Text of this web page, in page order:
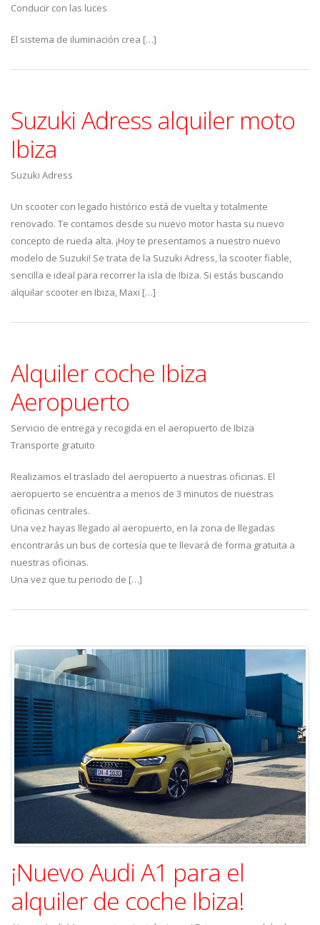
Conducir con las luces
El sistema de iluminación crea […]
Suzuki Adress alquiler moto
Ibiza
Suzuki Adress
Un scooter con legado histórico está de vuelta y totalmente
renovado. Te contamos desde su nuevo motor hasta su nuevo
concepto de rueda alta. ¡Hoy te presentamos a nuestro nuevo
modelo de Suzuki! Se trata de la Suzuki Adress, la scooter fiable,
sencilla e ideal para recorrer la isla de Ibiza. Si estás buscando
alquilar scooter en Ibiza, Maxi […]
Alquiler coche Ibiza
Aeropuerto
Servicio de entrega y recogida en el aeropuerto de Ibiza
Transporte gratuito
Realizamos el traslado del aeropuerto a nuestras oficinas. El
aeropuerto se encuentra a menos de 3 minutos de nuestras
oficinas centrales.
Una vez hayas llegado al aeropuerto, en la zona de llegadas
encontrarás un bus de cortesía que te llevará de forma gratuita a
nuestras oficinas.
Una vez que tu periodo de […]
¡Nuevo Audi A1 para el
alquiler de coche Ibiza!